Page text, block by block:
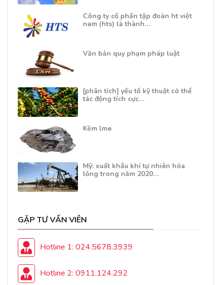
Công ty cổ phần tập đoàn ht việt
nam (hts) là thành…
Văn bản quy phạm pháp luật
[phân tích] yếu tố kỹ thuật có thể
tác động tích cực…
Kẽm lme
Mỹ: xuất khẩu khí tự nhiên hóa
lỏng trong năm 2020…
GẶP TƯ VẤN VIÊN
Hotline 1: 024.5678.3939
Hotline 2: 0911.124.292